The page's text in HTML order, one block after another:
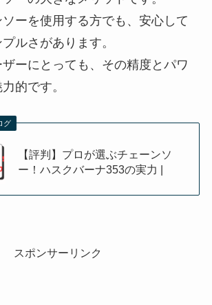
ーを使用する方でも、安心して
ルさがあります。
ーにとっても、その精度とパワ
的です。
グ
【評判】プロが選ぶチェーンソ
ー！ハスクバーナ353の実力 |
スポンサーリンク